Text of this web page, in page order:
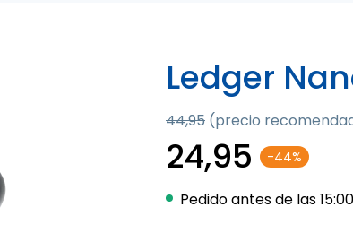
Ledger
44,95 (precio
24,95 -44%
Pedido antes de las